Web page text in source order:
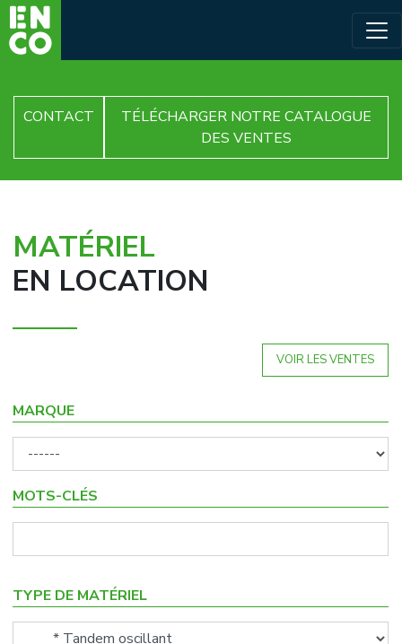
CONTACT
TÉLÉCHARGER NOTRE CATALOGUE
DES VENTES
MATÉRIEL
EN LOCATION
MARQUE
MOTS-CLÉS
TYPE DE MATÉRIEL